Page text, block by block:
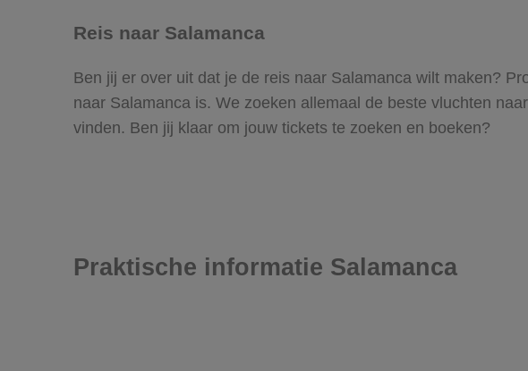
Reis naar Salamanca
Ben jij er over uit dat je de reis naar Salamanca wilt maken?
naar Salamanca is. We zoeken allemaal de beste vluchten
vinden. Ben jij klaar om jouw tickets te zoeken en boeken?
Praktische informatie Salamanca